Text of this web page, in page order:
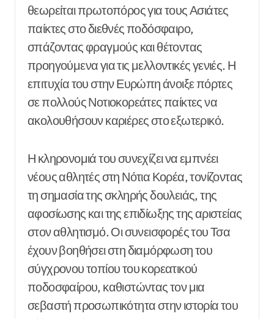
θεωρείται πρωτοπόρος για τους Ασιάτες
παίκτες στο διεθνές ποδόσφαιρο,
σπάζοντας φραγμούς και θέτοντας
προηγούμενα για τις μελλοντικές γενιές. Η
επιτυχία του στην Ευρώπη άνοιξε πόρτες
σε πολλούς Νοτιοκορεάτες παίκτες να
ακολουθήσουν καριέρες στο εξωτερικό.
Η κληρονομιά του συνεχίζει να εμπνέει
νέους αθλητές στη Νότια Κορέα, τονίζοντας
τη σημασία της σκληρής δουλειάς, της
αφοσίωσης και της επιδίωξης της αριστείας
στον αθλητισμό. Οι συνεισφορές του Τσα
έχουν βοηθήσει στη διαμόρφωση του
σύγχρονου τοπίου του κορεατικού
ποδοσφαίρου, καθιστώντας τον μια
σεβαστή προσωπικότητα στην ιστορία του